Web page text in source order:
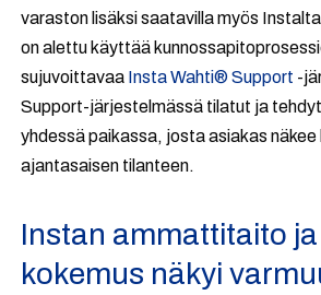
varaston lisäksi saatavilla myös
on alettu käyttää
sujuvoittavaa Insta Wahti® Support -
Support-järjestelmässä tilatut ja
yhdessä paikassa, josta asiakas näkee
ajantasaisen tilanteen.
Instan ammattitaito
kokemus näkyi